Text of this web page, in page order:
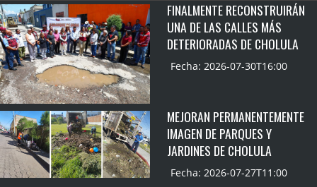
FINALMENTE RECONSTRUIRÁN
UNA DE LAS CALLES MÁS
DETERIORADAS DE CHOLULA
Fecha: 2026-07-30T16:00
MEJORAN PERMANENTEMENTE
IMAGEN DE PARQUES Y
JARDINES DE CHOLULA
Fecha: 2026-07-27T11:00